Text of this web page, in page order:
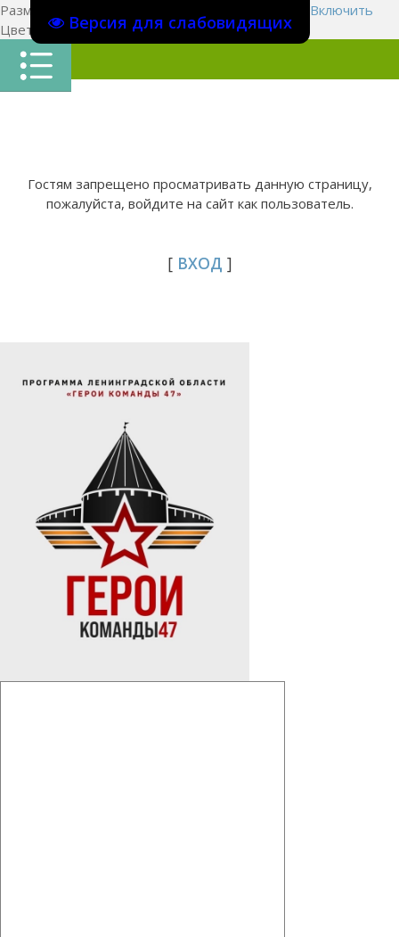
Версия для слабовидящих
Размер шрифта:
Включить
Цвет сайтаЦ Ц Ц Х
Гостям запрещено просматривать данную страницу,
пожалуйста, войдите на сайт как пользователь.
[ ВХОД ]